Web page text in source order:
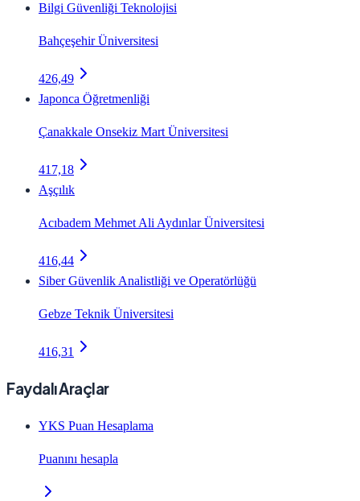
Bilgi Güvenliği Teknolojisi
Bahçeşehir Üniversitesi
426,49
Japonca Öğretmenliği
Çanakkale Onsekiz Mart Üniversitesi
417,18
Aşçılık
Acıbadem Mehmet Ali Aydınlar Üniversitesi
416,44
Siber Güvenlik Analistliği ve Operatörlüğü
Gebze Teknik Üniversitesi
416,31
Faydalı Araçlar
YKS Puan Hesaplama
Puanını hesapla